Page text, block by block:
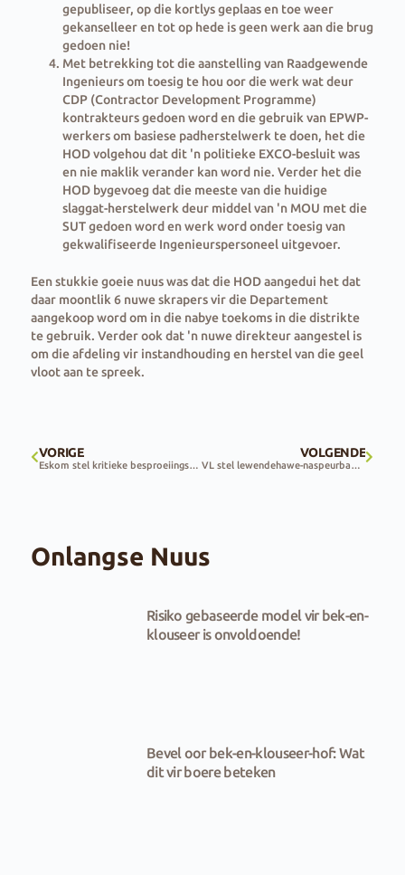
gepubliseer, op die kortlys geplaas en toe weer
gekanselleer en tot op hede is geen werk aan die brug
gedoen nie!
Met betrekking tot die aanstelling van Raadgewende
Ingenieurs om toesig te hou oor die werk wat deur
CDP (Contractor Development Programme)
kontrakteurs gedoen word en die gebruik van EPWP-
werkers om basiese padherstelwerk te doen, het die
HOD volgehou dat dit 'n politieke EXCO-besluit was
en nie maklik verander kan word nie. Verder het die
HOD bygevoeg dat die meeste van die huidige
slaggat-herstelwerk deur middel van 'n MOU met die
SUT gedoen word en werk word onder toesig van
gekwalifiseerde Ingenieurspersoneel uitgevoer.
Een stukkie goeie nuus was dat die HOD aangedui het dat
daar moontlik 6 nuwe skrapers vir die Departement
aangekoop word om in die nabye toekoms in die distrikte
te gebruik. Verder ook dat 'n nuwe direkteur aangestel is
om die afdeling vir instandhouding en herstel van die geel
vloot aan te spreek.
VORIGE
Eskom stel kritieke besproeiingsgebiede in Vrystaat vry van beurtkrag
VOLGENDE
VL stel lewendehawe-naspeurbaarheid- en veiligheidstelsel bekend
Onlangse Nuus
Risiko gebaseerde model vir bek-en-
klouseer is onvoldoende!
Bevel oor bek-en-klouseer-hof: Wat
dit vir boere beteken